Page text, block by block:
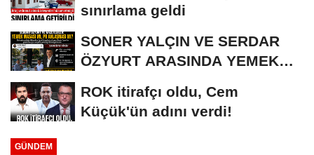
sınırlama geldi
SONER YALÇIN VE SERDAR
ÖZYURT ARASINDA YEMEK
ROK itirafçı oldu, Cem
Küçük'ün adını verdi!
GÜNDEM